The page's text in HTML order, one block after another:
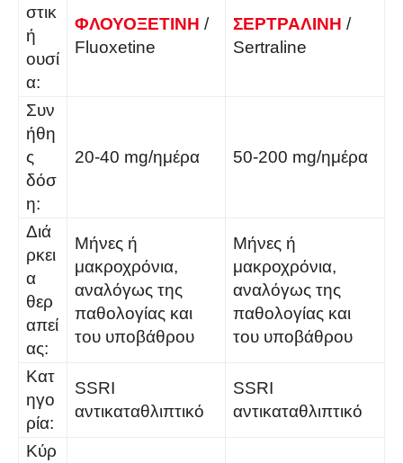
στικ
ή
ουσί
α:
ΦΛΟΥΟΞΕΤΙΝΗ /
Fluoxetine
ΣΕΡΤΡΑΛΙΝΗ /
Sertraline
Συν
ήθη
ς
δόσ
η:
20-40 mg/ημέρα 50-200 mg/ημέρα
Διά
ρκει
α
θερ
απεί
ας:
Μήνες ή
μακροχρόνια,
αναλόγως της
παθολογίας και
του υποβάθρου
Μήνες ή
μακροχρόνια,
αναλόγως της
παθολογίας και
του υποβάθρου
Κατ
ηγο
ρία:
SSRI
αντικαταθλιπτικό
SSRI
αντικαταθλιπτικό
Κύρ